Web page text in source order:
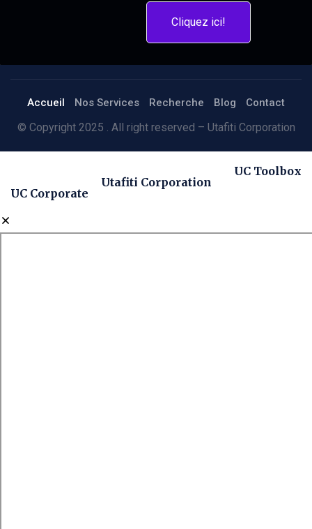
Cliquez ici!
Accueil Nos Services Recherche Blog Contact
© Copyright 2025 . All right reserved – Utafiti Corporation
UC Toolbox
Utafiti Corporation
UC Corporate